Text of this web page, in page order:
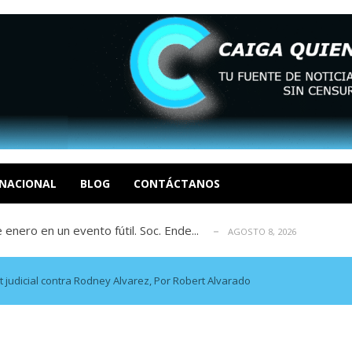
BLOG CONTÁCTANOS
R AGOSTO 8, 2026
Realpolitik y el Desmante... AGOSTO 8, 2026
García AGOSTO 7, 2026
en un evento fútil. Soc. Ende...
Luis Centeno S AGOSTO 8, 2026
R AGOSTO 8, 2026
Realpolitik y el Desmante... AGOSTO 8, 2026
García AGOSTO 7, 2026
contra Rodney Alvarez, Por Robert Alvarado